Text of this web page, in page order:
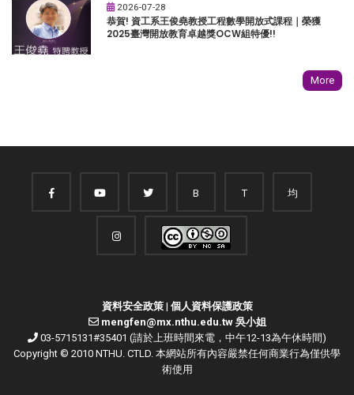
2026-07-28
恭賀! 資工系王俊堯教授工程數學開放式課程｜榮獲
2025臺灣開放教育卓越獎OCW組特優!!
More
B T 均
資料安全政策| 個人資料保護政策
mengfen@mx.nthu.edu.tw 吳小姐
03-5715131#35401 (請於上班時間來電，中午12-13為午休時間)
Copyright © 2010 NTHU. CTLD. 本網站所有內容嚴禁任何商業行為僅供學
術使用